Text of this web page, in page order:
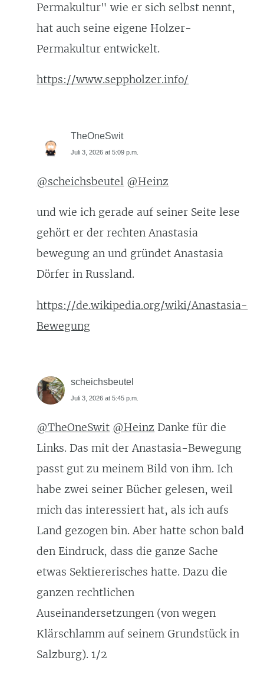
Permakultur" wie er sich selbst nennt,
hat auch seine eigene Holzer-
Permakultur entwickelt.
https://www.seppholzer.info/
TheOneSwit
Juli 3, 2026 at 5:09 p.m.
@scheichsbeutel @Heinz
und wie ich gerade auf seiner Seite lese
gehört er der rechten Anastasia
bewegung an und gründet Anastasia
Dörfer in Russland.
https://de.wikipedia.org/wiki/Anastasia-
Bewegung
scheichsbeutel
Juli 3, 2026 at 5:45 p.m.
@TheOneSwit @Heinz Danke für die
Links. Das mit der Anastasia-Bewegung
passt gut zu meinem Bild von ihm. Ich
habe zwei seiner Bücher gelesen, weil
mich das interessiert hat, als ich aufs
Land gezogen bin. Aber hatte schon bald
den Eindruck, dass die ganze Sache
etwas Sektiererisches hatte. Dazu die
ganzen rechtlichen
Auseinandersetzungen (von wegen
Klärschlamm auf seinem Grundstück in
Salzburg). 1/2